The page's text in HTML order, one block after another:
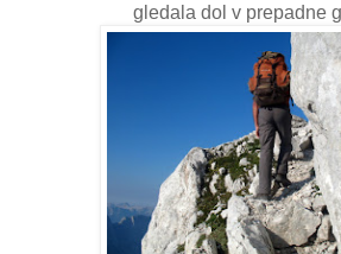
gledala dol v prepadne